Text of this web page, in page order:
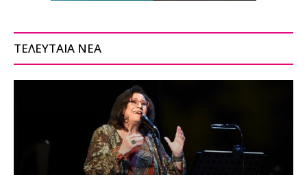
ΤΕΛΕΥΤΑΙΑ ΝΕΑ